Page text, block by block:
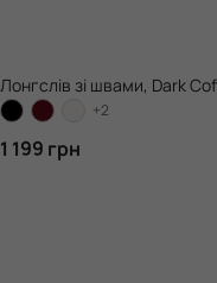
Лонгслів зі швами, Dark
+2
1 199 грн